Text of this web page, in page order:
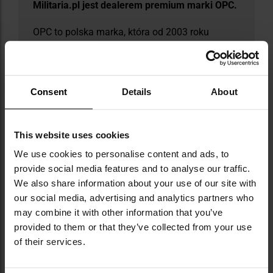
Consent Details About
This website uses cookies
We use cookies to personalise content and ads, to
provide social media features and to analyse our traffic.
We also share information about your use of our site with
our social media, advertising and analytics partners who
may combine it with other information that you’ve
provided to them or that they’ve collected from your use
of their services.
Militaria.pl jest dealerem premium marki OPC.
OPC to polska marka, która od 2003 roku
przeciwsłoneczne, cenione przez sportowców i
profesjonalistów. Wyróżniająca się linia OPC
Naval, opracowana we współpracy z byłym
trudnych warunkach i oferuje m.in. wymienne
korekcyjnymi oraz pełną ochronę UV. Marka
stawia także na komfort codziennego
użytkowania - dzięki technologii SMARTcare
oprawki ich okularów są lekkie, odporne na
mróz i nie powodują dyskomfortu, a silikonowe
noski utrzymują okulary na miejscu nawet